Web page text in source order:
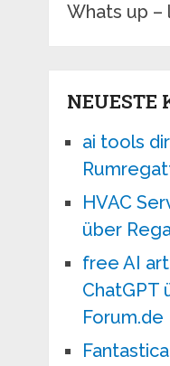
Whats up –
NEUESTE
ai tools
HVAC
über
free AI
ChatGPT
Forum.de